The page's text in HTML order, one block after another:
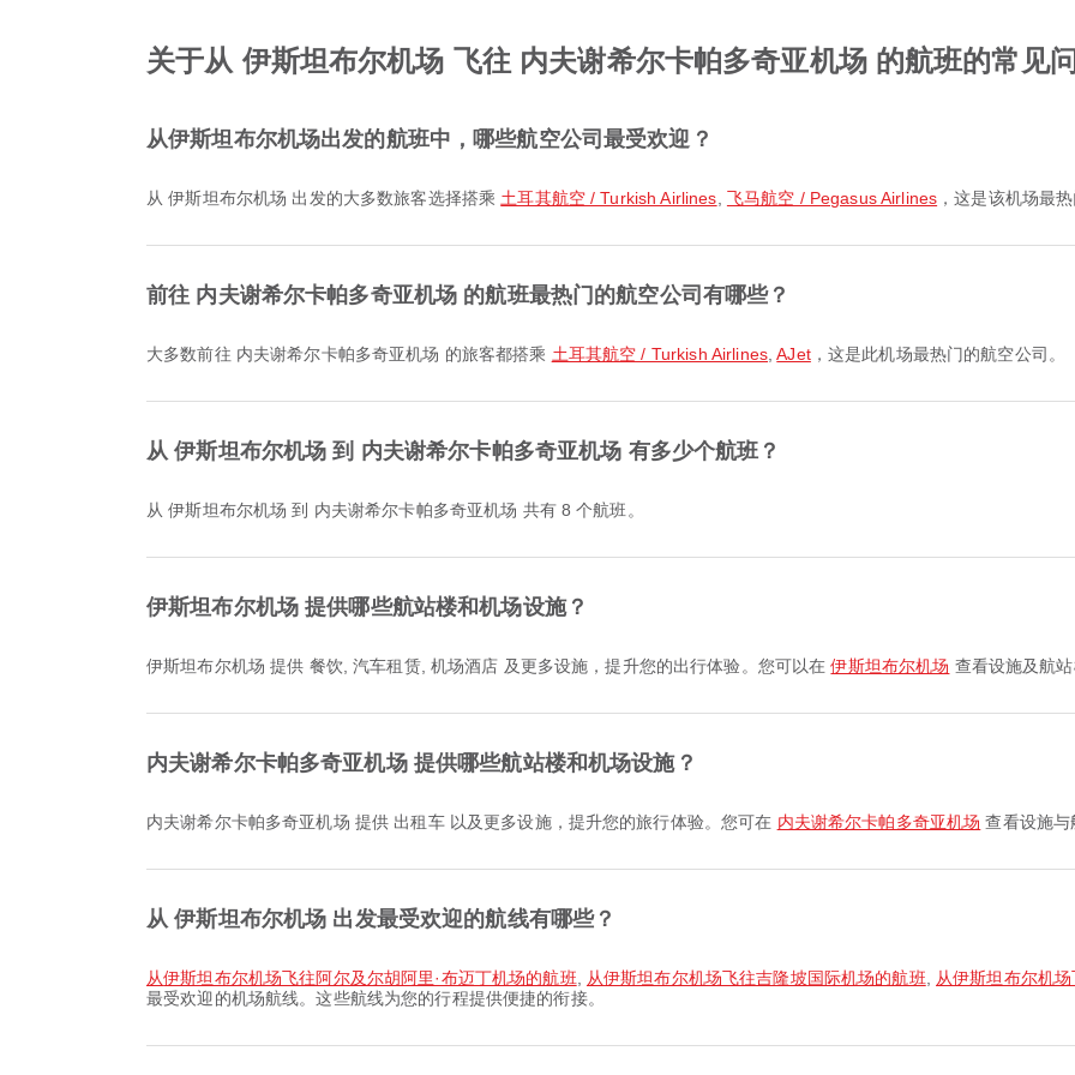
关于从 伊斯坦布尔机场 飞往 内夫谢希尔卡帕多奇亚机场 的航班的常见
从伊斯坦布尔机场出发的航班中，哪些航空公司最受欢迎？
从 伊斯坦布尔机场 出发的大多数旅客选择搭乘 土耳其航空 / Turkish Airlines 飞马航空 / Pegasus Airlines ，这是该机场最
前往 内夫谢希尔卡帕多奇亚机场 的航班最热门的航空公司有哪些？
大多数前往 内夫谢希尔卡帕多奇亚机场 的旅客都搭乘 土耳其航空 / Turkish Airlines ,AJet，这是此机场最热门的航空公司。
从 伊斯坦布尔机场 到 内夫谢希尔卡帕多奇亚机场 有多少个航班？
从 伊斯坦布尔机场 到 内夫谢希尔卡帕多奇亚机场 共有 8 个航班。
伊斯坦布尔机场 提供哪些航站楼和机场设施？
伊斯坦布尔机场 提供 餐饮, 汽车租赁, 机场酒店 及更多设施，提升您的出行体验。您可以在伊斯坦布尔机场 查看设施及航站
内夫谢希尔卡帕多奇亚机场 提供哪些航站楼和机场设施？
内夫谢希尔卡帕多奇亚机场 提供 出租车 以及更多设施，提升您的旅行体验。您可在 内夫谢希尔卡帕多奇亚机场 查看设施与
从 伊斯坦布尔机场 出发最受欢迎的航线有哪些？
从伊斯坦布尔机场飞往阿尔及尔胡阿里·布迈丁机场的航班 从伊斯坦布尔机场飞往吉隆坡国际机场的航班 从伊斯坦布尔机
最受欢迎的机场航线。这些航线为您的行程提供便捷的衔接。